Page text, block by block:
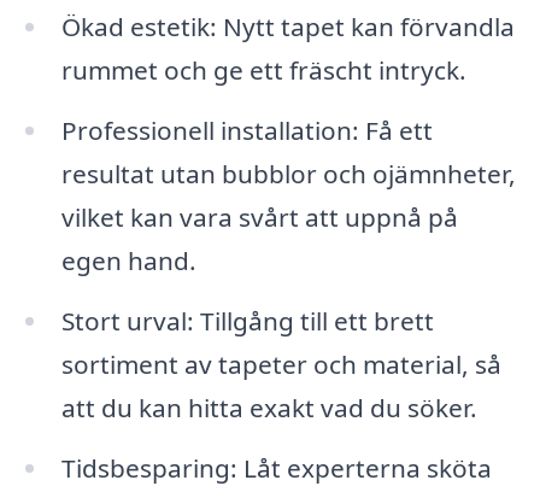
Ökad estetik: Nytt tapet kan förvandla
rummet och ge ett fräscht intryck.
Professionell installation: Få ett
resultat utan bubblor och ojämnheter,
vilket kan vara svårt att uppnå på
egen hand.
Stort urval: Tillgång till ett brett
sortiment av tapeter och material, så
att du kan hitta exakt vad du söker.
Tidsbesparing: Låt experterna sköta